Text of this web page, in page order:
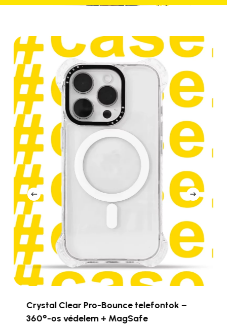
Pro-Bounce telefontok – 360°-os
védelem + MagSafe